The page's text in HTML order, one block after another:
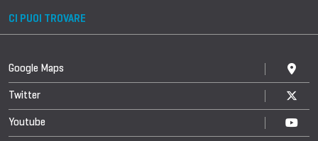
CI PUOI TROVARE
Google Maps
Twitter
Youtube